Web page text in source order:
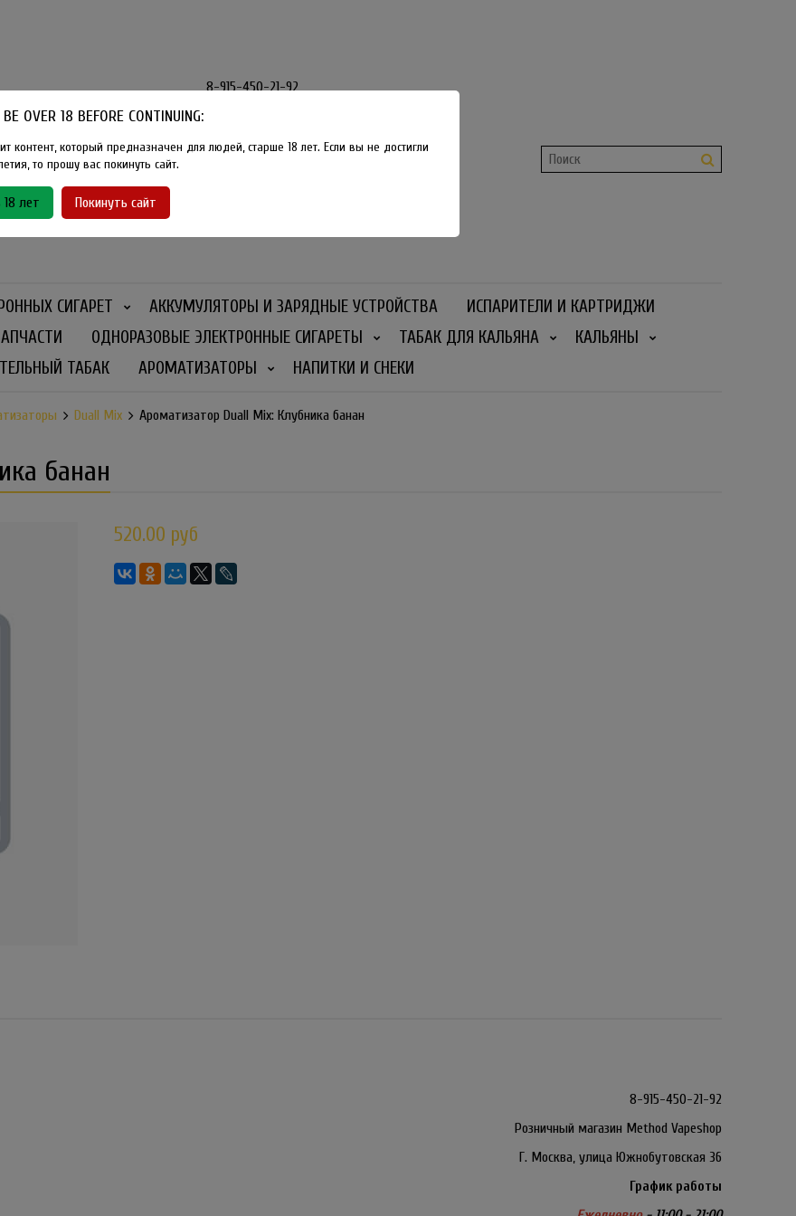
8-915-450-21-92
Г. Москва, улица Южнобутовская 36
СИГАРЕТ АККУМУЛЯТОРЫ И ЗАРЯДНЫЕ УСТРОЙСТВА
ИСПАРИТЕЛИ И КАРТРИДЖИ
ОДНОРАЗОВЫЕ ЭЛЕКТРОННЫЕ СИГАРЕТЫ ТАБАК ДЛЯ КАЛЬЯНА
КАЛЬЯНЫ
ТАБАК
АРОМАТИЗАТОРЫ НАПИТКИ И СНЕКИ
Duall Mix Ароматизатор Duall Mix: Клубника банан
банан
520.00 руб
8-915-450-21-92
Розничный магазин Method Vapeshop
Г. Москва, улица Южнобутовская 36
График работы
OVER 18 BEFORE CONTINUING:
контент, который предназначен для людей, старше 18 лет. Если вы не достигли
то прошу вас покинуть сайт.
лет Покинуть сайт